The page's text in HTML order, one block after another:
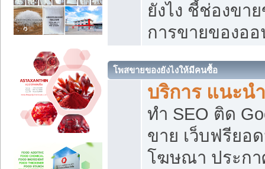
ยังไง ชี้ช่องขา
การขายของอ
โพสขายของยังไงให้มีคนซื้อ
บริการ แนะน
ทำ SEO ติด
ขาย เว็บฟรียอ
โฆษณา ประกา